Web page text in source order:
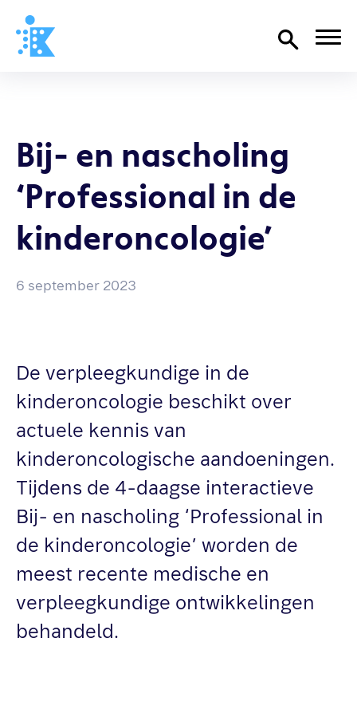
Bij- en nascholing
‘Professional in de
kinderoncologie’
6 september 2023
De verpleegkundige in de
kinderoncologie beschikt over
actuele kennis van
kinderoncologische aandoeningen.
Tijdens de 4-daagse interactieve
Bij- en nascholing ‘Professional in
de kinderoncologie’ worden de
meest recente medische en
verpleegkundige ontwikkelingen
behandeld.
Over SKION
Wat we doen
Organisatie
Documenten
Steun ons